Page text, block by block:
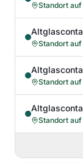
Standort
Standort
Standort
Standort